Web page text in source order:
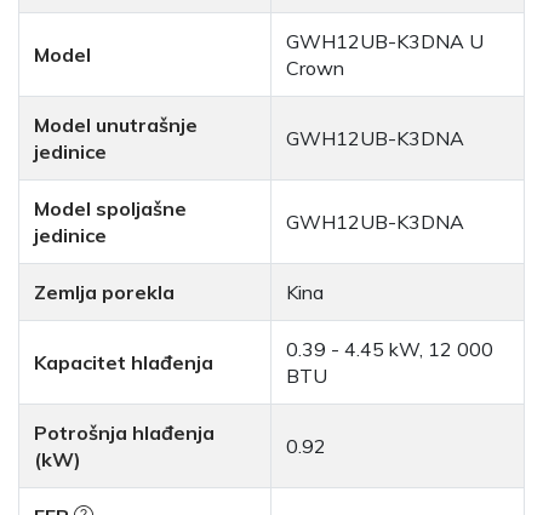
Model
GWH12UB-K3DNA U
Crown
Model unutrašnje
jedinice
GWH12UB-K3DNA
Model spoljašne
jedinice
GWH12UB-K3DNA
Zemlja porekla Kina
Kapacitet hlađenja
0.39 - 4.45 kW, 12 000
BTU
Potrošnja hlađenja
(kW)
0.92